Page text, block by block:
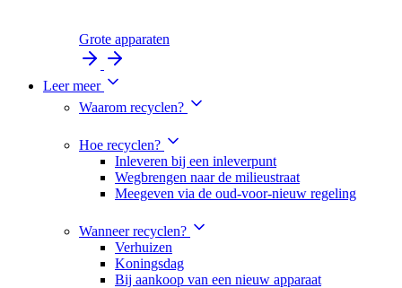
Grote apparaten
Leer meer
Waarom recyclen?
Hoe recyclen?
Inleveren bij een inleverpunt
Wegbrengen naar de milieustraat
Meegeven via de oud-voor-nieuw regeling
Wanneer recyclen?
Verhuizen
Koningsdag
Bij aankoop van een nieuw apparaat